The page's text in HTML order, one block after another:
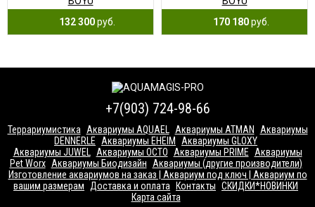
132 300руб.
170 180руб.
+7(903) 724-98-66
Террариумистика Аквариумы AQUAEL Аквариумы ATMAN
Аквариумы
DENNERLE
Аквариумы EHEIM
Аквариумы GLOXY
Аквариумы JUWEL
Аквариумы OCTO Аквариумы PRIME
Аквариумы
Pet Worx Аквариумы Биодизайн
Аквариумы (другие производители)
Изготовление аквариумов на заказ | Аквариум под ключ | Аквариум по
вашим размерам
Доставка и оплата Контакты СКИДКИ*НОВИНКИ
Карта сайта